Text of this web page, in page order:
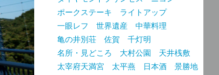
ポークステーキ
ライトアップ
一眼レフ
世界遺産
中華料理
亀の井別荘
佐賀
千灯明
名所・見どころ
大村公園
天井桟敷
太宰府天満宮
太平燕 日本酒
景勝地